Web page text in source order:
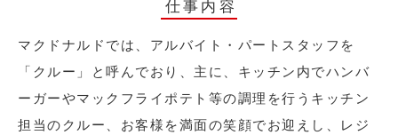
仕事内容
マクドナルドでは、アルバイト・パートスタッフを
「クルー」と呼んでおり、主に、キッチン内でハンバ
ーガーやマックフライポテト等の調理を行うキッチン
担当のクルー、お客様を満面の笑顔でお迎えし、レジ